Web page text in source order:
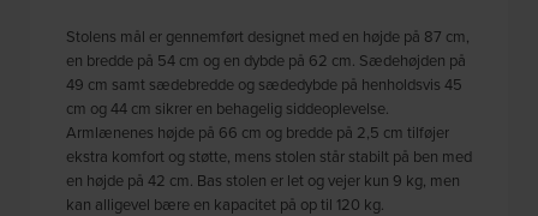
Stolens mål er gennemført designet med en højde på 87 cm,
en bredde på 54 cm og en dybde på 62 cm. Sædehøjden på
49 cm samt sædebredde og sædedybde på henholdsvis 45
cm og 44 cm sikrer en behagelig siddeoplevelse.
Armlænenes højde på 66 cm og bredde på 2,5 cm tilføjer
ekstra komfort og støtte, mens stolen står stabilt på ben med
en højde på 42 cm. Bas stolen er let og vejer kun 9 kg, men
kan alligevel bære en kapacitet på op til 120 kg.